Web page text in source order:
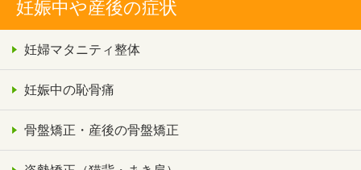
妊娠中や産後の症状
妊婦マタニティ整体
妊娠中の恥骨痛
骨盤矯正・産後の骨盤矯正